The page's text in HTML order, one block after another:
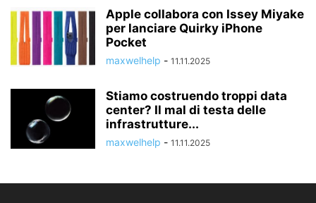
Apple collabora con Issey Miyake
per lanciare Quirky iPhone
Pocket
maxwelhelp - 11.11.2025
Stiamo costruendo troppi data
center? Il mal di testa delle
infrastrutture...
maxwelhelp - 11.11.2025